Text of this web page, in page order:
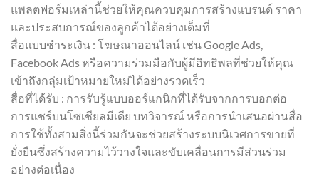
แพลตฟอร์มเหล่านี้ช่วยให้คุณควบคุมการสร้างแบรนด์ ราคา
และประสบการณ์ของลูกค้าได้อย่างเต็มที่
สื่อแบบชำระเงิน : โฆษณาออนไลน์ เช่น Google Ads,
Facebook Ads หรือความร่วมมือกับผู้มีอิทธิพลที่ช่วยให้คุณ
เข้าถึงกลุ่มเป้าหมายใหม่ได้อย่างรวดเร็ว
สื่อที่ได้รับ : การรับรู้แบบออร์แกนิกที่ได้รับจากการบอกต่อ
การแชร์บนโซเชียลมีเดีย บทวิจารณ์ หรือการนำเสนอผ่านสื่อ
การใช้ทั้งสามสิ่งนี้ร่วมกันจะช่วยสร้างระบบนิเวศการขายที่
ยั่งยืนซึ่งสร้างความไว้วางใจและขับเคลื่อนการมีส่วนร่วม
อย่างต่อเนื่อง